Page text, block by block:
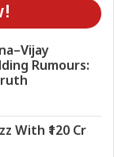
Rumours:
With ₹120 Cr